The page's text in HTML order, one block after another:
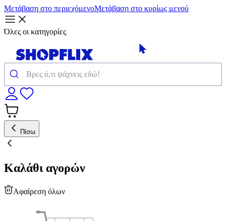
Μετάβαση στο περιεχόμενοΜετάβαση στο κυρίως μενού
Όλες οι κατηγορίες
Πίσω
Καλάθι αγορών
Αφαίρεση όλων